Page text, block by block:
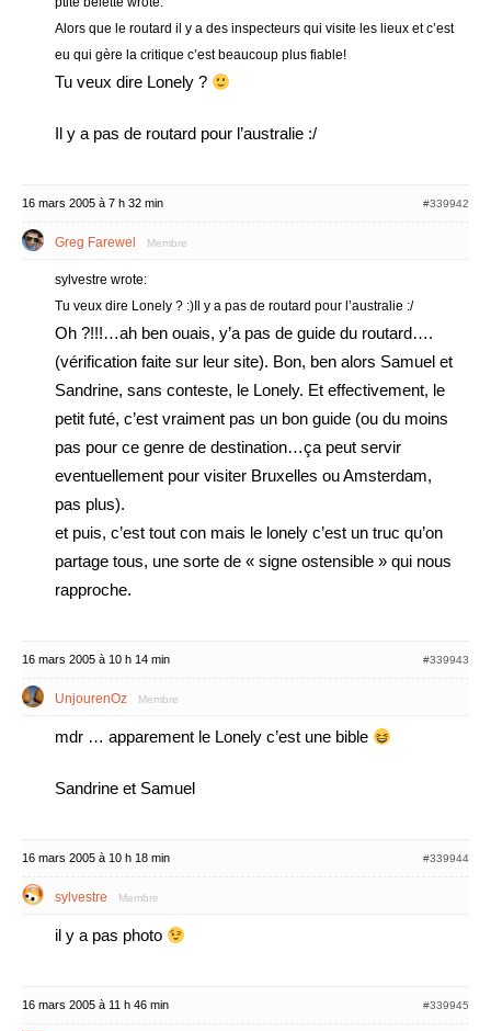
Alors que le routard il y a des inspecteurs qui visite les lieux et c’est
eu qui gère la critique c’est beaucoup plus fiable!
Tu veux dire Lonely ?
Il y a pas de routard pour l’australie :/
16 mars 2005 à 7 h 32 min #339942
Greg Farewel Membre
sylvestre wrote:
Tu veux dire Lonely ? :)Il y a pas de routard pour l’australie :/
Oh ?!!!…ah ben ouais, y’a pas de guide du routard….
(vérification faite sur leur site). Bon, ben alors Samuel et
Sandrine, sans conteste, le Lonely. Et effectivement, le
petit futé, c’est vraiment pas un bon guide (ou du moins
pas pour ce genre de destination…ça peut servir
eventuellement pour visiter Bruxelles ou Amsterdam,
pas plus).
et puis, c’est tout con mais le lonely c’est un truc qu’on
partage tous, une sorte de « signe ostensible » qui nous
rapproche.
16 mars 2005 à 10 h 14 min #339943
UnjourenOz Membre
mdr … apparement le Lonely c’est une bible
Sandrine et Samuel
16 mars 2005 à 10 h 18 min #339944
sylvestre Membre
il y a pas photo
16 mars 2005 à 11 h 46 min #339945